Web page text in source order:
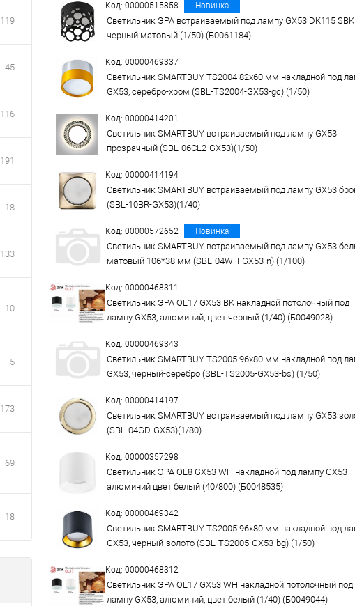
119
45
116
191
18
133
10
5
173
69
18
Код: 00000515858 Новинка
Светильник ЭРА встраиваемый под лампу GX53 DK115 SBK
черный матовый (1/50) (Б0061184)
Код: 00000469337
Светильник SMARTBUY TS2004 82x60 мм накладной под
GX53, серебро-хром (SBL-TS2004-GX53-gc) (1/50)
Код: 00000414201
Светильник SMARTBUY встраиваемый под лампу GX53
прозрачный (SBL-06CL2-GX53)(1/50)
Код: 00000414194
Светильник SMARTBUY встраиваемый под лампу GX53
(SBL-10BR-GX53)(1/40)
Код: 00000572652 Новинка
Светильник SMARTBUY встраиваемый под лампу GX53
матовый 106*38 мм (SBL-04WH-GX53-n) (1/100)
Код: 00000468311
Светильник ЭРА OL17 GX53 BK накладной потолочный под
лампу GX53, алюминий, цвет черный (1/40) (Б0049028)
Код: 00000469343
Светильник SMARTBUY TS2005 96x80 мм накладной под
GX53, черный-серебро (SBL-TS2005-GX53-bs) (1/50)
Код: 00000414197
Светильник SMARTBUY встраиваемый под лампу GX53
(SBL-04GD-GX53)(1/80)
Код: 00000357298
Светильник ЭРА OL8 GX53 WH накладной под лампу GX53
алюминий цвет белый (40/800) (Б0048535)
Код: 00000469342
Светильник SMARTBUY TS2005 96x80 мм накладной под
GX53, черный-золото (SBL-TS2005-GX53-bg) (1/50)
Код: 00000468312
Светильник ЭРА OL17 GX53 WH накладной потолочный под
лампу GX53, алюминий, цвет белый (1/40) (Б0049044)